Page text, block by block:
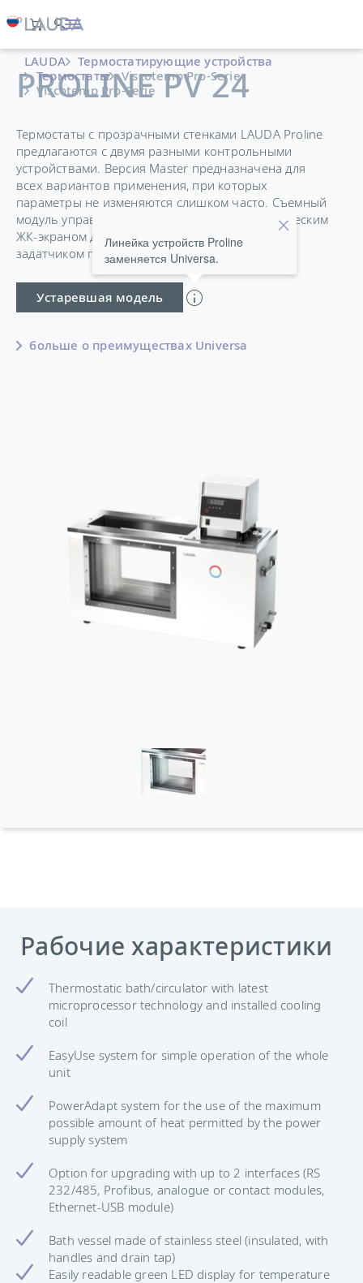
LAUDA
Термостатирующие устройства
Термостаты
Viscotemp Pro-Serie
Viscotemp Pro-Serie
PROLINE PV 24
Термостаты с прозрачными стенками LAUDA Proline
предлагаются с двумя разными контрольными
устройствами. Версия Master предназначена для
всех вариантов применения, при которых
параметры не изменяются слишком часто. Съемный
модуль управления Command оснащен графическим
ЖК-экраном для удобства в управлении и
задатчиком программы.
Устаревшая модель
Линейка устройств Proline
заменяется Universa.
больше о преимуществах Universa
Рабочие характеристики
Thermostatic bath/circulator with latest
microprocessor technology and installed cooling
coil
EasyUse system for simple operation of the whole
unit
PowerAdapt system for the use of the maximum
possible amount of heat permitted by the power
supply system
Option for upgrading with up to 2 interfaces (RS
232/485, Profibus, analogue or contact modules,
Ethernet-USB module)
Bath vessel made of stainless steel (insulated, with
handles and drain tap)
Easily readable green LED display for temperature